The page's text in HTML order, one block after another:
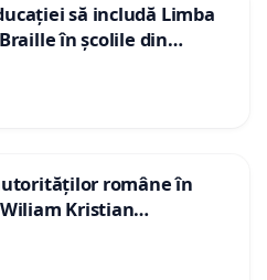
să includă Limba
în școlile din
române în
Kristian
în Danemarca de